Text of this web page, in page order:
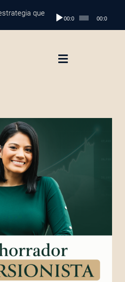
que marca la diferencia
Reproductor
00:00 00:00